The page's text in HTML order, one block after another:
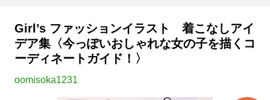
Girl’s ファッションイラスト 着こなしアイ
デア集〈今っぽいおしゃれな女の子を描くコ
ーディネートガイド！〉
oomisoka1231